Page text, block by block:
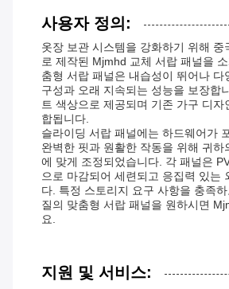
사용자 정의:
옷장 보관 시스템을 강화하기 위해 중
로 제작된 Mjmhd 교체 서랍 패널을
춤형 서랍 패널은 내습성이 뛰어나 다
구성과 오래 지속되는 성능을 보장합
트 색상으로 제공되며 기존 가구 디자
합됩니다.
슬라이딩 서랍 패널에는 하드웨어가
완벽한 핏과 원활한 작동을 위해 귀하
에 맞게 조정되었습니다. 각 패널은
으로 마감되어 세련되고 응집력 있는
다. 특정 스토리지 요구 사항을 충족
질의 맞춤형 서랍 패널을 원하시면
요.
지원 및 서비스: